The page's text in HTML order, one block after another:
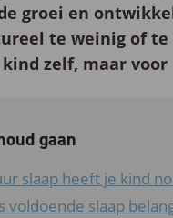
groei en
te weinig of
zelf, maar voor
gaan
slaap heeft je kind
voldoende slaap